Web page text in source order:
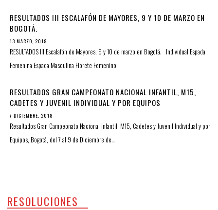
RESULTADOS III ESCALAFÓN DE MAYORES, 9 Y 10 DE MARZO EN
BOGOTÁ.
13 MARZO, 2019
RESULTADOS III Escalafón de Mayores, 9 y 10 de marzo en Bogotá. Individual Espada
Femenina Espada Masculina Florete Femenino…
RESULTADOS GRAN CAMPEONATO NACIONAL INFANTIL, M15,
CADETES Y JUVENIL INDIVIDUAL Y POR EQUIPOS
7 DICIEMBRE, 2018
Resultados Gran Campeonato Nacional Infantil, M15, Cadetes y Juvenil Individual y por
Equipos, Bogotá, del 7 al 9 de Diciembre de…
RESOLUCIONES